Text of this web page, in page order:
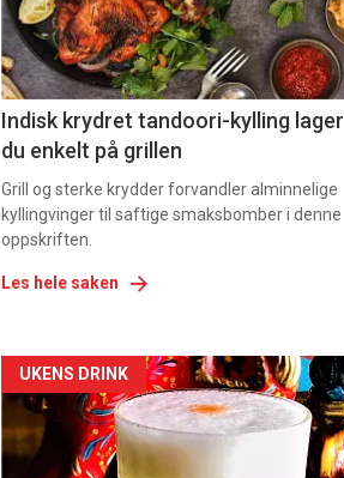
section
11
Indisk krydret tandoori-kylling lager
du enkelt på grillen
Grill og sterke krydder forvandler alminnelige
kyllingvinger til saftige smaksbomber i denne
oppskriften.
Les hele saken
Artikler
detail
UKENS DRINK